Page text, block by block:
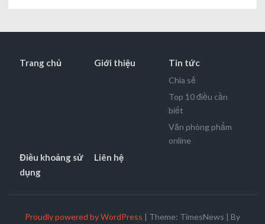
Trang chủ Giới thiệu Tin tức
Chia sẻ
Top 10 điều cần
biết
Văn phòng phẩm
online
Điều khoảng sử
dụng
Liên hệ
Proudly powered by WordPress | Theme: TimesNews | By